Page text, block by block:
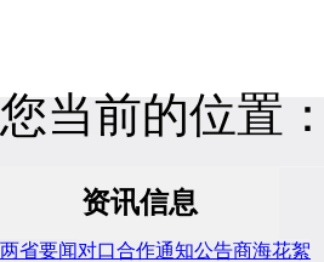
您当前的位置：
资讯信息
两省要闻对口合作通知公告商海花絮